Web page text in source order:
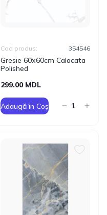
Gresie 60x60cm Calacata
Polished
Cod produs: 354546
299.00 MDL
Adaugă în Coș